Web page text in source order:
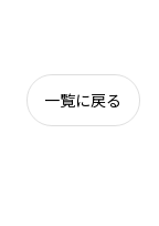
一覧に戻る